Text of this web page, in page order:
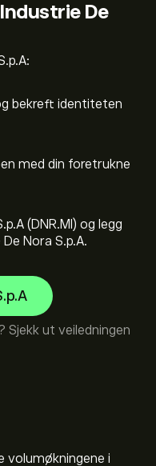
volumøkningene i
De
bekreft identiteten
med din foretrukne
(DNR.MI) og legg
Nora S.p.A.
ut veiledningen